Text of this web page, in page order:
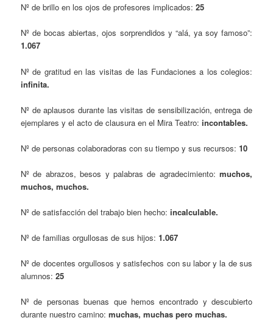
Nº de brillo en los ojos de profesores implicados:25
Nº de bocas abiertas, ojos sorprendidos y “alá, ya soy famoso”:
1.067
Nº de gratitud en las visitas de las Fundaciones a los colegios:
infinita.
Nº de aplausos durante las visitas de sensibilización, entrega de
ejemplares y el acto de clausura en el Mira Teatro: incontables.
Nº de personas colaboradoras con su tiempo y sus recursos:10
Nº de abrazos, besos y palabras de agradecimiento: muchos,
muchos, muchos.
Nº de satisfacción del trabajo bien hecho: incalculable.
Nº de familias orgullosas de sus hijos:1.067
Nº de docentes orgullosos y satisfechos con su labor y la de sus
alumnos:25
Nº de personas buenas que hemos encontrado y descubierto
durante nuestro camino:muchas, muchas pero muchas.